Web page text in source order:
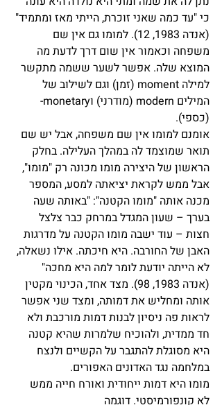
כי "עד כמה שאני זוכרת, הייתי מאז ומתמיד"
(אנדה 1983, 12). למומו גם אין שם
משפחה וכאמור אין שום דרך לדעת מה
המוצא שלה. אפשר לשער ששמה מתקשר
למילה moment (זמן) וגם לשילוב של
המילים modern (מודרני) וmonetary-
(כספי).
אומנם למומו אין שם משפחה, אבל יש שם
תואר שמוצמד לה במהלך העלילה. בחלק
הראשון של היצירה מומו מכונה רק "מומו",
אבל ממש לקראת יציאתה למסע, המספר
מכנה אותה "מומו הקטנה": "באותה שעה
בערך – שעון המגדל במרחק כבר צלצל
חצות – עוד ישבה מומו הקטנה על מדרגות
האבן של החורבה. היא חיכתה. אילו נשאלה,
לא הייתה יודעת לומר למה היא מחכה"
(אנדה 1983, 98). מצד אחד, הכינוי מקטין
אותה ומחליש את דמותה, ומצד שני אפשר
לראות פה ניסיון לבנות דמות מורכבת ולא
חד ממדית, ולהוכיח שלמרות שהיא קטנה
היא מסוגלת להתגבר על הקשיים ולנצח
במלחמה נגד האדונים האפורים.
מומו היא דמות ייחודית ואורח חייה ממש
לא קונפורמיסטי. דוגמה